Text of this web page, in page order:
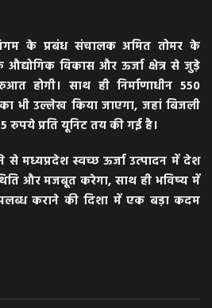
के प्रबंध संचालक अमित तोमर के
औद्योगिक विकास और ऊर्जा क्षेत्र से जुड़े
होगी। साथ ही निर्माणाधीन 550
भी उल्लेख किया जाएगा, जहां बिजली
रुपये प्रति यूनिट तय की गई है।
मध्यप्रदेश स्वच्छ ऊर्जा उत्पादन में देश
और मजबूत करेगा, साथ ही भविष्य में
कराने की दिशा में एक बड़ा कदम